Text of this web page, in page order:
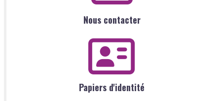
Nous contacter
Papiers d'identité